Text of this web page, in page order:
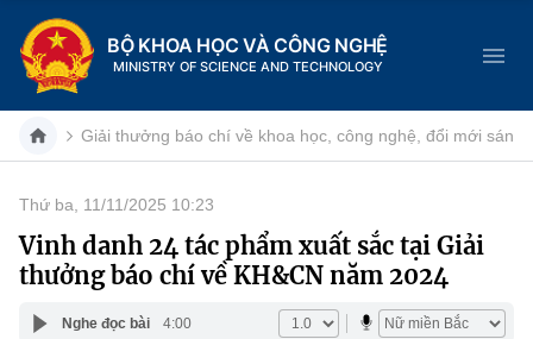
BỘ KHOA HỌC VÀ CÔNG NGHỆ
MINISTRY OF SCIENCE AND TECHNOLOGY
Danh mục
Trang chủ
Giải thưởng báo chí về khoa học, công nghệ, đổi mới sáng
Thứ ba, 11/11/2025 10:23
Vinh danh 24 tác phẩm xuất sắc tại Giải
thưởng báo chí về KH&CN năm 2024
Nghe đọc bài 4:00